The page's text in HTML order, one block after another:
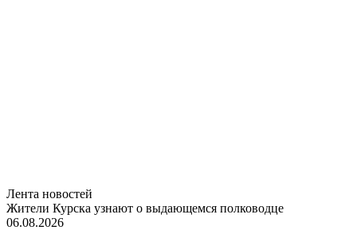
Лента новостей
Жители Курска узнают о выдающемся полководце
06.08.2026